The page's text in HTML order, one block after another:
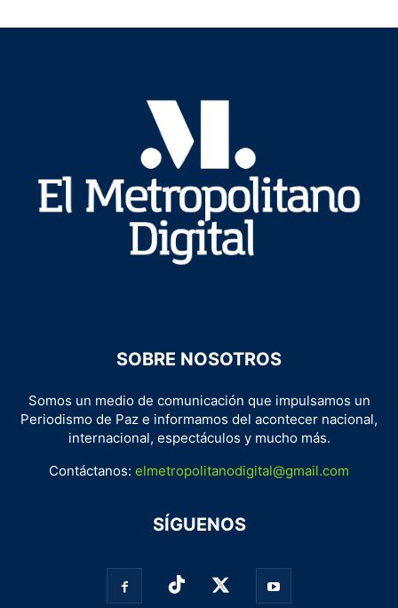
SOBRE NOSOTROS
Somos un medio de comunicación que impulsamos un
Periodismo de Paz e informamos del acontecer nacional,
internacional, espectáculos y mucho más.
Contáctanos: elmetropolitanodigital@gmail.com
SÍGUENOS